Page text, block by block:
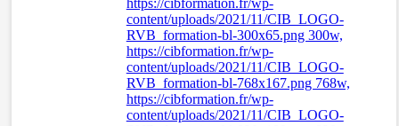
https://cibformation.fr/wp-
content/uploads/2021/11/CIB_LOGO-
RVB_formation-bl-300x65.png 300w,
https://cibformation.fr/wp-
content/uploads/2021/11/CIB_LOGO-
RVB_formation-bl-768x167.png 768w,
https://cibformation.fr/wp-
content/uploads/2021/11/CIB_LOGO-